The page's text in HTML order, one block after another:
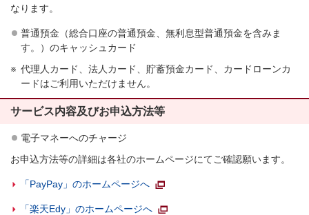
なります。
普通預金（総合口座の普通預金、無利息型普通預金を含みま
す。）のキャッシュカード
代理人カード、法人カード、貯蓄預金カード、カードローンカ
ードはご利用いただけません。
サービス内容及びお申込方法等
電子マネーへのチャージ
お申込方法等の詳細は各社のホームページにてご確認願います。
「PayPay」のホームページへ
「楽天Edy」のホームページへ